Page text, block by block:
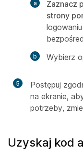
Zaznacz
strony
Wybierz
5
Postępuj
na ekranie,
potrzeby,
Uzyskaj kod